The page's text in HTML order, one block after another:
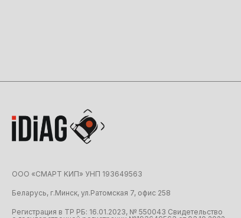
ООО «CMAРТ KИП» УНП 19З64956З
Беларусь, г.Минск, ул.Ратомская 7, офис 258
Регистрация в ТР РБ: 16.01.2023, № 550043 Свидетельство